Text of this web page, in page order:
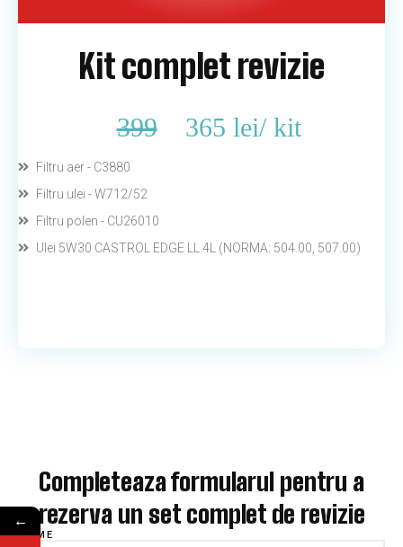
Kit complet revizie​
399 365 lei/ kit
Filtru aer - C3880
Filtru ulei - W712/52
Filtru polen - CU26010
Ulei 5W30 CASTROL EDGE LL 4L (NORMA: 504.00, 507.00)
Completeaza formularul pentru a
rezerva un set complet de revizie
NUME
←